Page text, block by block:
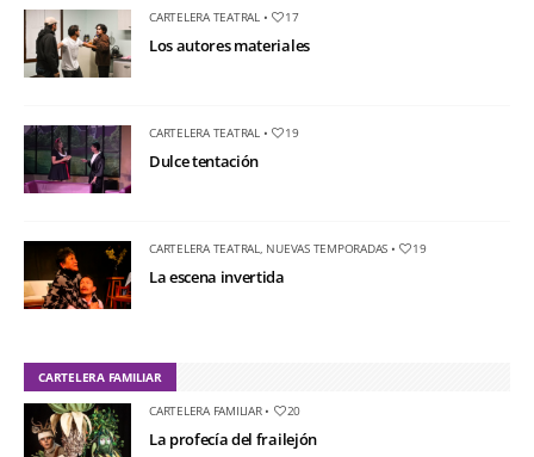
CARTELERA TEATRAL• 17
Los autores materiales
CARTELERA TEATRAL• 19
Dulce tentación
CARTELERA TEATRAL, NUEVAS TEMPORADAS • 19
La escena invertida
CARTELERA FAMILIAR
CARTELERA FAMILIAR• 20
La profecía del frailejón